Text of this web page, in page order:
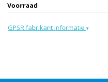
Voorraad
GPSR fabrikant informatie ▾